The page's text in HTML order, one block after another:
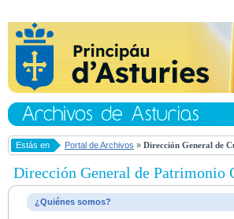
Estás en Portal de Archivos » Dirección General de
Dirección General de Patrimonio
¿Quiénes somos?